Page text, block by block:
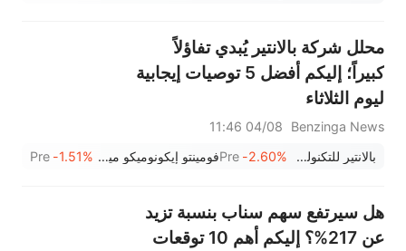
محلل شركة بالانتير يُبدي تفاؤلاً
كبيراً؛ إليكم أفضل 5 توصيات إيجابية
ليوم الثلاثاء
Benzinga News
04/08 11:46
بالانتير للتكنولوجيا
-2.60%
Pre فومينتو إيكونوميكو ميكسيكانو -1.51%
Pre
هل سيرتفع سهم سناب بنسبة تزيد
عن 217%؟ إليكم أهم 10 توقعات